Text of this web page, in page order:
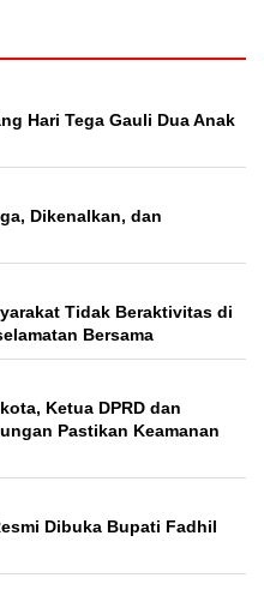
Hari Tega Gauli Dua Anak
Dikenalkan, dan
Tidak Beraktivitas di
Bersama
Ketua DPRD dan
Pastikan Keamanan
Dibuka Bupati Fadhil